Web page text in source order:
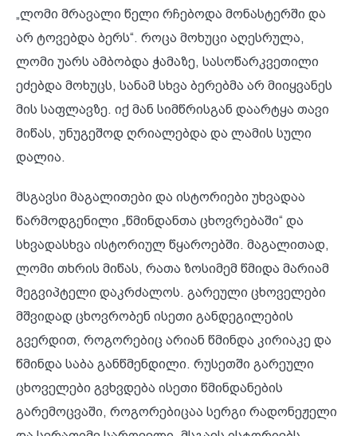
„ლომი მრავალი წელი რჩებოდა მონასტერში და
არ ტოვებდა ბერს“. როცა მოხუცი აღესრულა,
ლომი უარს ამბობდა ჭამაზე, სასოწარკვეთილი
ეძებდა მოხუცს, სანამ სხვა ბერებმა არ მიიყვანეს
მის საფლავზე. იქ მან სიმწრისგან დაარტყა თავი
მიწას, უნუგეშოდ ღრიალებდა და ლამის სული
დალია.
მსგავსი მაგალითები და ისტორიები უხვადაა
წარმოდგენილი „წმინდანთა ცხოვრებაში“ და
სხვადასხვა ისტორიულ წყაროებში. მაგალითად,
ლომი თხრის მიწას, რათა ზოსიმემ წმიდა მარიამ
მეგვიპტელი დაკრძალოს. გარეული ცხოველები
მშვიდად ცხოვრობენ ისეთი განდეგილების
გვერდით, როგორებიც არიან წმინდა კირიაკე და
წმინდა საბა განწმენდილი. რუსეთში გარეული
ცხოველები გვხვდება ისეთი წმინდანების
გარემოცვაში, როგორებიცაა სერგი რადონეჟელი